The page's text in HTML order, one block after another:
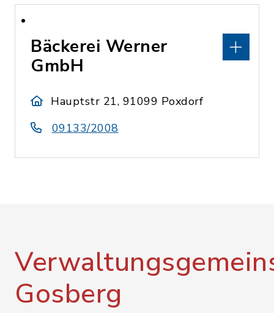
Bäckerei Werner
GmbH
Hauptstr 21, 91099 Poxdorf
09133/2008
Gosberg